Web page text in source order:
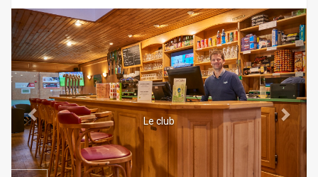
Le club
Previous Next